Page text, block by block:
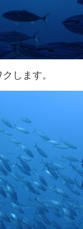
します。